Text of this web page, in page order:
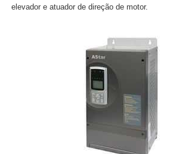
elevador e atuador de direção de motor.